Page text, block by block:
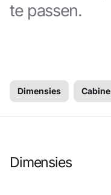
te passen.
Dimensies Cabine
Dimensies